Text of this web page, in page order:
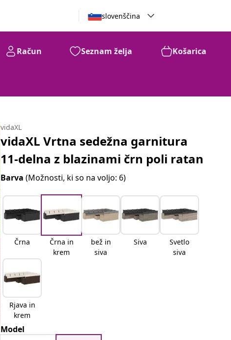
slovenščina
Račun Seznam želja Košarica
vidaXL
vidaXL Vrtna sedežna garnitura
11-delna z blazinami črn poli ratan
Barva(Možnosti, ki so na voljo: 6)
Črna
Črna in
krem
bež in
siva
Siva
Svetlo
siva
Rjava in
krem
Model